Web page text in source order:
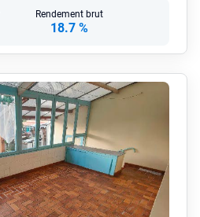
Rendement brut
18.7 %